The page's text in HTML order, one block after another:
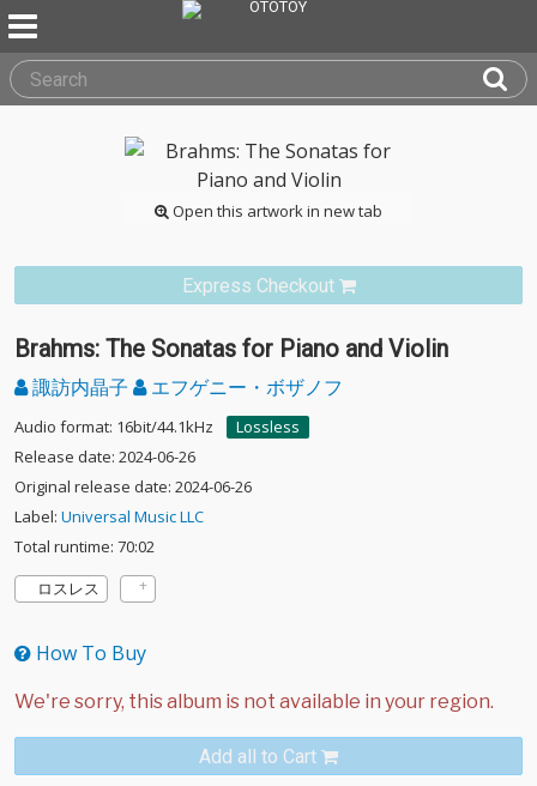
Open this artwork in new tab
Express Checkout
Brahms: The Sonatas for Piano and Violin
諏訪内晶子 エフゲニー・ボザノフ
Audio format: 16bit/44.1kHz
Lossless
Release date: 2024-06-26
Original release date: 2024-06-26
Label: Universal Music LLC
Total runtime: 70:02
ロスレス
How To Buy
Add all to Cart